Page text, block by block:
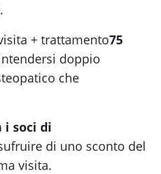
+ trattamento75
doppio
che
i soci di
di uno sconto del
visita.